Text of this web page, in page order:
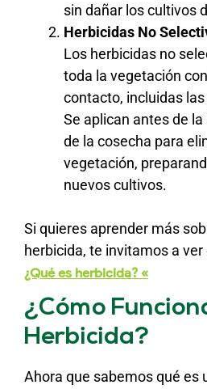
sin dañar los cultivos
Herbicidas No
Los herbicidas no
toda la vegetación
contacto, incluidas
Se aplican antes de
de la cosecha para
vegetación,
nuevos cultivos.
Si quieres aprender más
herbicida, te invitamos a
¿Qué es herbicida? «
¿Cómo
Herbicida?
Ahora que sabemos qué es